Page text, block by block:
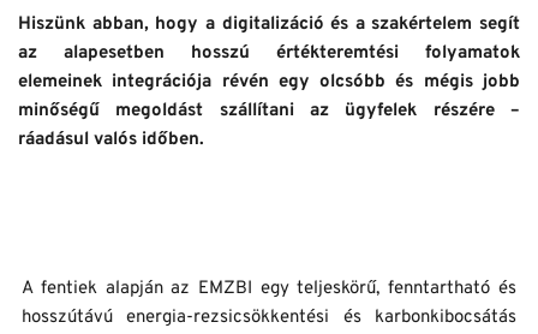
Hiszünk abban, hogy a digitalizáció és a szakértelem segít
az alapesetben hosszú értékteremtési folyamatok
elemeinek integrációja révén egy olcsóbb és mégis jobb
minőségű megoldást szállítani az ügyfelek részére –
ráadásul valós időben.
A fentiek alapján az EMZBI egy teljeskörű, fenntartható és
hosszútávú energia-rezsicsökkentési és karbonkibocsátás